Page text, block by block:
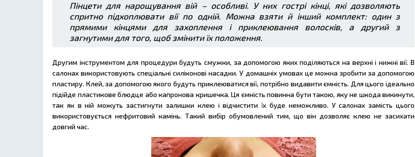
Пінцети для нарощування вій – особливі. У них гострі кінці, які дозволяють
спритно підхоплювати вії по одній. Можна взяти й інший комплект: один з
прямими кінцями для захоплення і приклеювання волосків, а другий з
загнутими для того, щоб змінити їх положення.
Другим інструментом для процедури будуть смужки, за допомогою яких поділяються на верхні і нижні вії. В
салонах використовують спеціальні силіконові насадки. У домашніх умовах це можна зробити за допомогою
пластиру. Клей, за допомогою якого будуть приклеюватися вії, потрібно видавити ємність. Для цього ідеально
підійде пластикове блюдце або капронова кришечка. Ця ємність повинна бути такою, яку не шкода викинути,
так як в ній можуть застигнути залишки клею і відчистити їх буде неможливо. У салонах замість цього
використовується нефритовий камінь. Такий вибір обумовлений тим, що він дозволяє клею не засихати
довгий час.